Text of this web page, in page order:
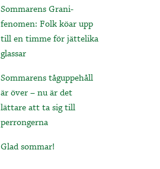
Sommarens Grani-
fenomen: Folk köar upp
till en timme för jättelika
glassar
Sommarens tåguppehåll
är över – nu är det
lättare att ta sig till
perrongerna
Glad sommar!